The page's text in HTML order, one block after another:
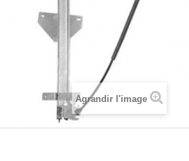
Agrandir l'image